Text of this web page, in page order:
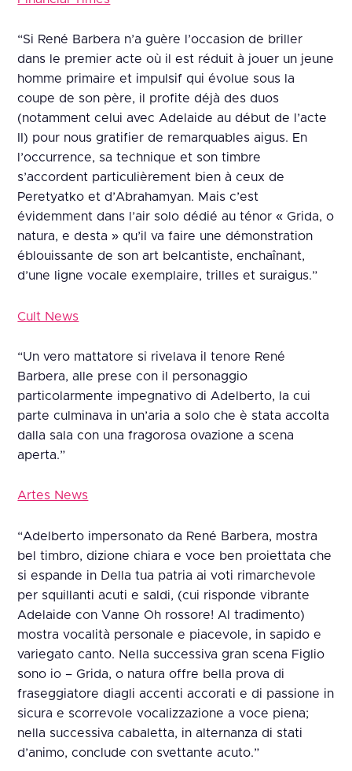
“Si René Barbera n’a guère l’occasion de briller
dans le premier acte où il est réduit à jouer un jeune
homme primaire et impulsif qui évolue sous la
coupe de son père, il profite déjà des duos
(notamment celui avec Adelaide au début de l’acte
II) pour nous gratifier de remarquables aigus. En
l’occurrence, sa technique et son timbre
s’accordent particulièrement bien à ceux de
Peretyatko et d’Abrahamyan. Mais c’est
évidemment dans l’air solo dédié au ténor « Grida, o
natura, e desta » qu’il va faire une démonstration
éblouissante de son art belcantiste, enchaînant,
d’une ligne vocale exemplaire, trilles et suraigus.”
Cult News
“Un vero mattatore si rivelava il tenore René
Barbera, alle prese con il personaggio
particolarmente impegnativo di Adelberto, la cui
parte culminava in un’aria a solo che è stata accolta
dalla sala con una fragorosa ovazione a scena
aperta.”
Artes News
“Adelberto impersonato da René Barbera, mostra
bel timbro, dizione chiara e voce ben proiettata che
si espande in Della tua patria ai voti rimarchevole
per squillanti acuti e saldi, (cui risponde vibrante
Adelaide con Vanne Oh rossore! Al tradimento)
mostra vocalità personale e piacevole, in sapido e
variegato canto. Nella successiva gran scena Figlio
sono io – Grida, o natura offre bella prova di
fraseggiatore diagli accenti accorati e di passione in
sicura e scorrevole vocalizzazione a voce piena;
nella successiva cabaletta, in alternanza di stati
d’animo, conclude con svettante acuto.”